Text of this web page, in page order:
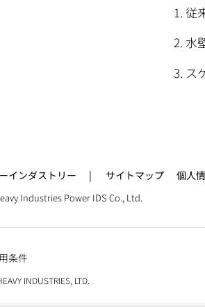
従
水
ス
インダストリー サイトマップ 個人
Industries Power IDS Co., Ltd.
条件
INDUSTRIES, LTD.